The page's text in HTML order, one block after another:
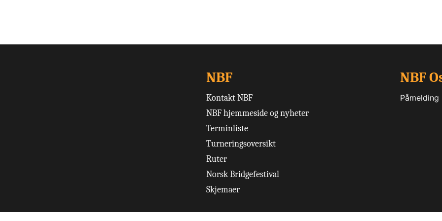
NBF
Kontakt NBF
NBF hjemmeside og nyheter
Terminliste
Turneringsoversikt
Ruter
Norsk Bridgefestival
Skjemaer
NBF
Påmelding